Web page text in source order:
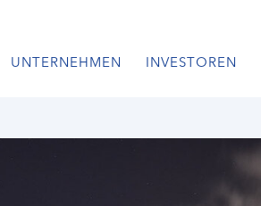
UNTERNEHMEN INVESTOREN